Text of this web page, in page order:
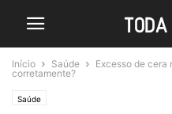
Início Saúde
Excesso de cera
corretamente?
Saúde